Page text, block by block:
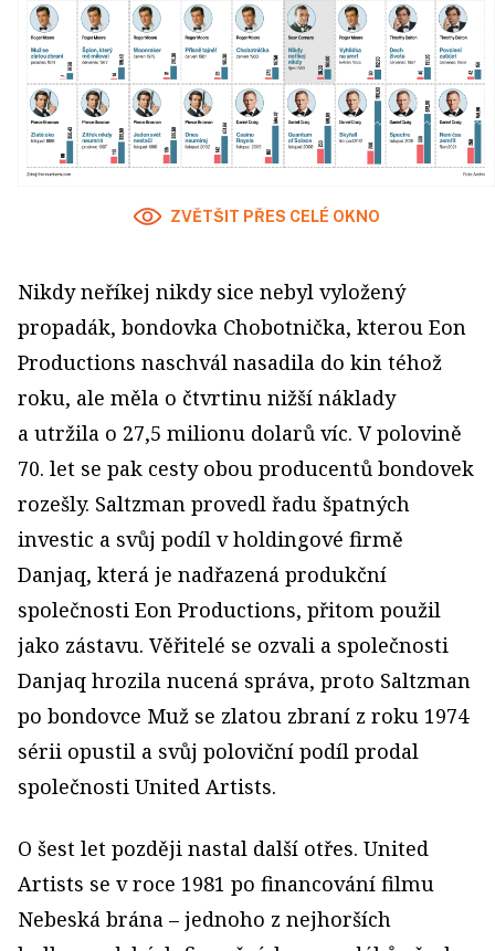
ZVĚTŠIT PŘES CELÉ OKNO
Nikdy neříkej nikdy sice nebyl vyložený
propadák, bondovka Chobotnička, kterou Eon
Productions naschvál nasadila do kin téhož
roku, ale měla o čtvrtinu nižší náklady
a utržila o 27,5 milionu dolarů víc. V polovině
70. let se pak cesty obou producentů bondovek
rozešly. Saltzman provedl řadu špatných
investic a svůj podíl v holdingové firmě
Danjaq, která je nadřazená produkční
společnosti Eon Productions, přitom použil
jako zástavu. Věřitelé se ozvali a společnosti
Danjaq hrozila nucená správa, proto Saltzman
po bondovce Muž se zlatou zbraní z roku 1974
sérii opustil a svůj poloviční podíl prodal
společnosti United Artists.
O šest let později nastal další otřes. United
Artists se v roce 1981 po financování filmu
Nebeská brána – jednoho z nejhorších